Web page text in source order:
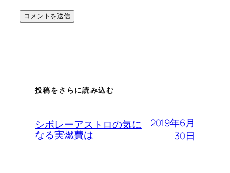
投稿をさらに読み込む
シボレーアストロの気に
なる実燃費は
2019年6月
30日